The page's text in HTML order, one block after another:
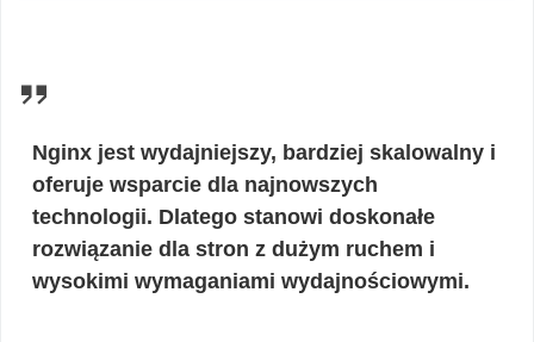
Nginx jest wydajniejszy, bardziej skalowalny i
oferuje wsparcie dla najnowszych
technologii. Dlatego stanowi doskonałe
rozwiązanie dla stron z dużym ruchem i
wysokimi wymaganiami wydajnościowymi.